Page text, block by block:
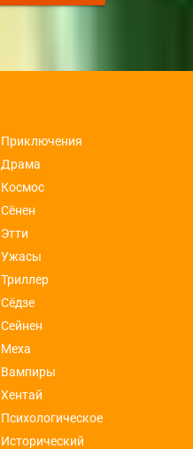
Приключения
Драма
Космос
Сёнен
Этти
Ужасы
Триллер
Сёдзе
Сейнен
Меха
Вампиры
Хентай
Психологическое
Исторический